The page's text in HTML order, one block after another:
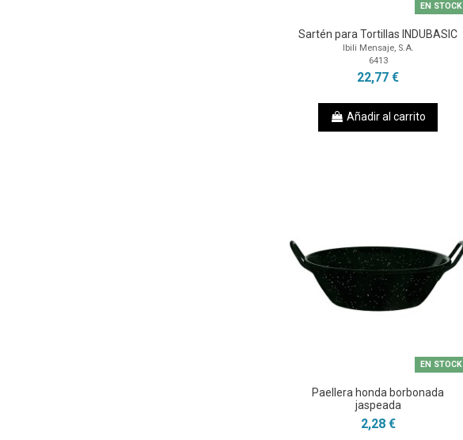
EN STOCK
Sartén para Tortillas INDUBASIC
Ibili Mensaje, S.A.
6413
22,77 €
Añadir al carrito
EN STOCK
Paellera honda borbonada
jaspeada
2,28 €